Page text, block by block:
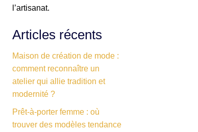
l’artisanat.
Articles récents
Maison de création de mode :
comment reconnaître un
atelier qui allie tradition et
modernité ?
Prêt-à-porter femme : où
trouver des modèles tendance